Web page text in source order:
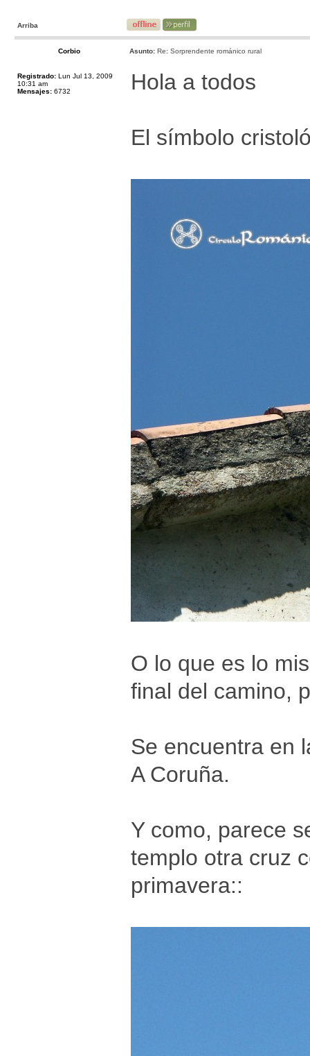
Arriba
Corbio Asunto: Re: Sorprendente románico rural
Registrado: Lun Jul 13, 2009
10:31 am
Mensajes: 6732 Hola a todos
El símbolo
O lo que es lo
final del camino,
Se encuentra en
A Coruña.
Y como, parece
templo otra cruz
primavera::